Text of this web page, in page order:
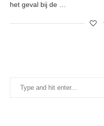
het geval bij de …